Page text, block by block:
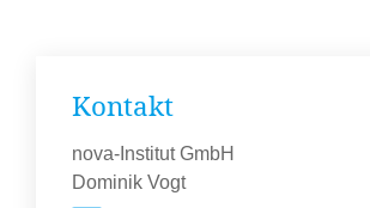
Kontakt
nova-Institut GmbH
Dominik Vogt